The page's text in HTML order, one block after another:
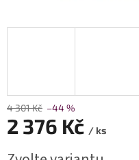
4 301 Kč –44 %
2 376 Kč / ks